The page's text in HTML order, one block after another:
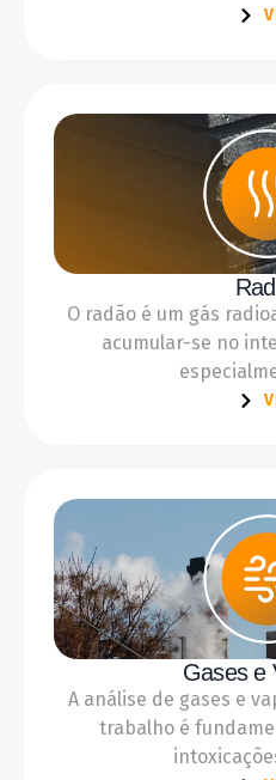
O radão é um gás
acumular-se no
Gases e
A análise de gases e
trabalho é